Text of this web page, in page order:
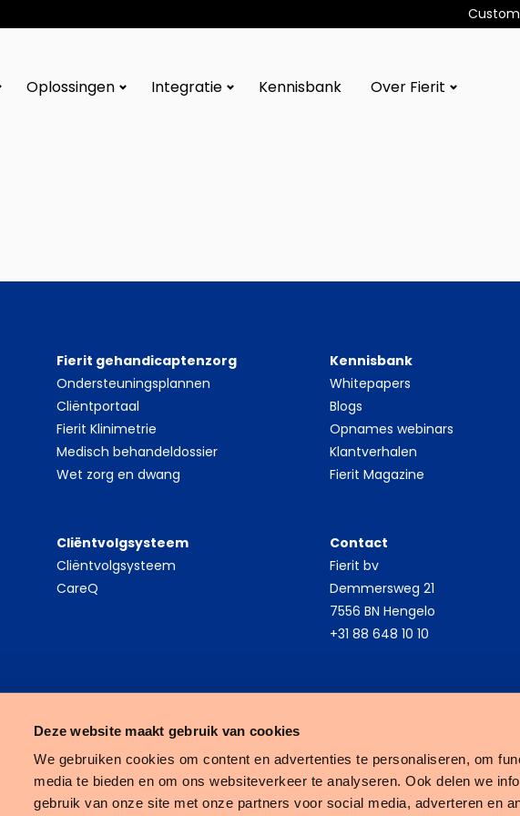
Deze website maakt gebruik van cookies
We gebruiken cookies om content en advertenties te personaliseren, om
media te bieden en om ons websiteverkeer te analyseren. Ook delen we
gebruik van onze site met onze partners voor social media, adverteren en
Oplossingen Integratie Kennisbank Over Fierit
Fierit gehandicaptenzorg
Ondersteuningsplannen
Cliëntportaal
Fierit Klinimetrie
Medisch behandeldossier
Wet zorg en dwang
Kennisbank
Whitepapers
Blogs
Opnames webinars
Klantverhalen
Fierit Magazine
Cliëntvolgsysteem
Cliëntvolgsysteem
CareQ
Contact
Fierit bv
Demmersweg 21
7556 BN Hengelo
+31 88 648 10 10
Voorwaarden
Fierit